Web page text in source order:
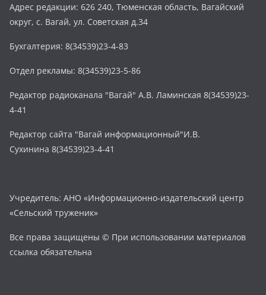
Адрес редакции: 626 240, Тюменская область, Вагайский
округ, с. Вагай, ул. Советская д.34
Бухгалтерия: 8(34539)23-4-83
Отдел рекламы: 8(34539)23-5-86
Редактор радиоканала "Вагай" А.В. Ламинская 8(34539)23-
4-41
Редактор сайта "Вагай информационный"И.В.
Сухинина 8(34539)23-4-41
Учредитель: АНО «Информационно-издательский центр
«Сельский труженик»
Все права защищены © При использовании материалов
ссылка обязательна